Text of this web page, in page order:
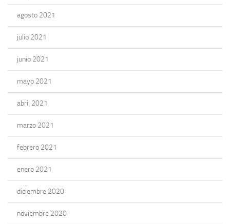
agosto 2021
julio 2021
junio 2021
mayo 2021
abril 2021
marzo 2021
febrero 2021
enero 2021
diciembre 2020
noviembre 2020